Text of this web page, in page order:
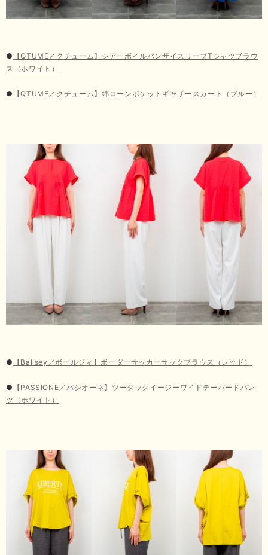
●
【QTUME／クチューム】シアーボイルバンザイスリーブTシャツブラウ
ス（ホワイト）
● 【QTUME／クチューム】綿ローンポケットギャザースカート（ブルー）
● 【Ballsey／ボールジィ】ボーダーサッカーサックブラウス（レッド）
●
【PASSIONE／パシオーネ】ツータックイージーワイドテーパードパン
ツ（ホワイト）